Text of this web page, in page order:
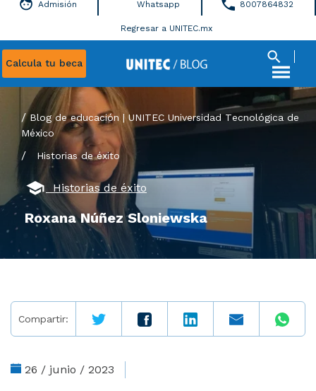
Calcula tu beca
Admisión Whatsapp 8007864832
Regresar a UNITEC.mx
Blog de educación | UNITEC Universidad Tecnológica de
México
/ Historias de éxito
Historias de éxito
Roxana Núñez Sloniewska
Compartir:
26 / junio / 2023